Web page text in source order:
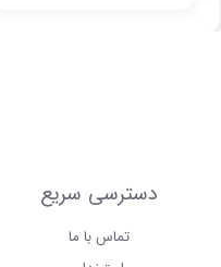
دسترسی سریع
تماس با ما